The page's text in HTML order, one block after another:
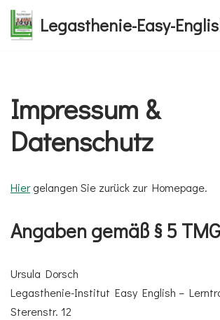
Zum
Legasthenie-Easy-
Impressum &
Datenschutz
Hiergelangen Sie zurück zur Homepage.
Angaben gemäß § 5 TMG
Ursula Dorsch
Legasthenie-Institut Easy English –
Sterenstr. 12